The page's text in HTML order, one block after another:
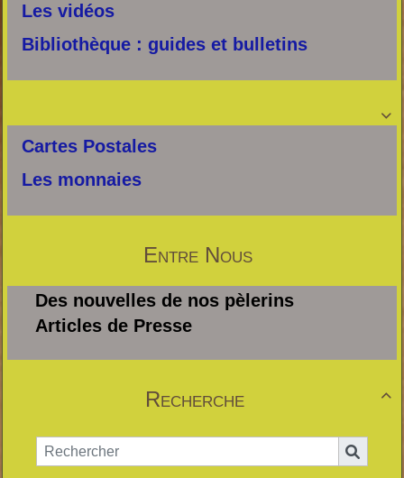
Les vidéos
Bibliothèque : guides et bulletins

Cartes Postales
Les monnaies
Entre Nous
Des nouvelles de nos pèlerins
Articles de Presse

Recherche